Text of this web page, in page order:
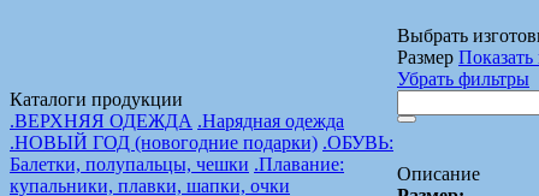
Каталоги продукции
.ВЕРХНЯЯ ОДЕЖДА .Нарядная одежда
.НОВЫЙ ГОД (новогодние подарки) .ОБУВЬ:
Балетки, полупальцы, чешки .Плавание:
купальники, плавки, шапки, очки
Выбрать
Размер Показать
Убрать фильтры
Описание